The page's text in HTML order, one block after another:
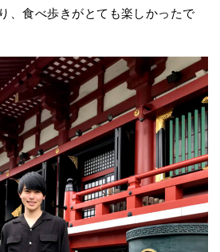
、食べ歩きがとても楽しかったで